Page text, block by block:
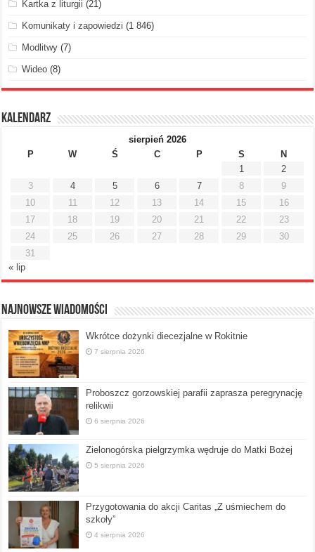
Kartka z liturgii (21)
Komunikaty i zapowiedzi (1 846)
Modlitwy (7)
Wideo (8)
Kalendarz
sierpień 2026
P
W Ś C P S
N
1
2
3
4 5 6 7 8
9
10
11 12 13 14 15
16
17
18 19 20 21 22
23
24
25 26 27 28 29
30
31
« lip
Najnowsze Wiadomości
Wkrótce dożynki diecezjalne w Rokitnie
7 sierpnia 2026
Proboszcz gorzowskiej parafii zaprasza peregrynację
relikwii
6 sierpnia 2026
Zielonogórska pielgrzymka wędruje do Matki Bożej
5 sierpnia 2026
Przygotowania do akcji Caritas „Z uśmiechem do
szkoły”
4 sierpnia 2026